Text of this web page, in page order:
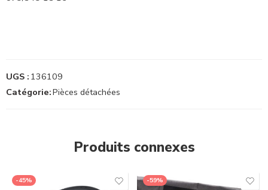
UGS : 136109
Catégorie:Pièces détachées
Produits connexes
-45% -59%